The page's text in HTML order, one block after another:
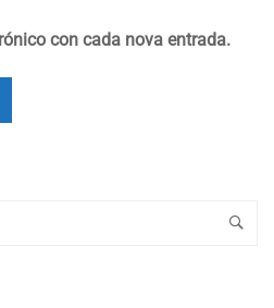
con cada nova entrada.